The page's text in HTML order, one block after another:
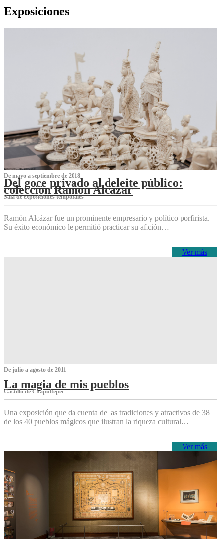
Exposiciones
De mayo a septiembre de 2018
Del goce privado al deleite público:
colección Ramón Alcázar
Sala de exposiciones temporales
Ramón Alcázar fue un prominente empresario y político porfirista.
Su éxito económico le permitió practicar su afición…
Ver más
De julio a agosto de 2011
La magia de mis pueblos
Castillo de Chapultepec
Una exposición que da cuenta de las tradiciones y atractivos de 38
de los 40 pueblos mágicos que ilustran la riqueza cultural…
Ver más